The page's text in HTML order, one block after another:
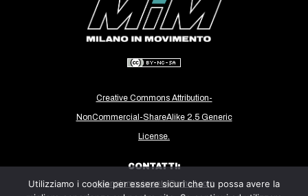
Creative Commons Attribution-
NonCommercial-ShareAlike 2.5 Generic
License.
CONTATTI:
milanoinmovimento@gmail.com
Utilizziamo i cookie per essere sicuri che tu possa avere la